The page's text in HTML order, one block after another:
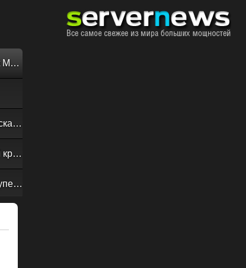
Обзор «малолитражного суперкомпьютера» MSI EdgeXpert MS-C931
Своевременная доставка до последнего байта: как российская сеть Curator CDN совмещает скорость, безопасность и гибкость управления
Обзор сервера ASUS RS720A-E13-RS8G: DC-MHS во всей красе
NVIDIA Vera Rubin POD: семь чипов, пять стоек, один ИИ-суперкомпьютер